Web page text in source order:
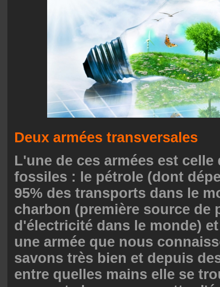
Deux armées transversales
L'une de ces armées est celle
fossiles : le pétrole (dont
95% des transports dans le
charbon (première source de
d'électricité dans le monde)
une armée que nous
savons très bien et depuis
entre quelles mains elle se